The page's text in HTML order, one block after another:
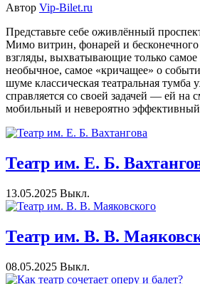
Автор Vip-Bilet.ru
Представьте себе оживлённый
Мимо витрин, фонарей и бесконечного
взгляды, выхватывающие только самое
необычное, самое «кричащее» о
шуме классическая театральная тумба
справляется со своей задачей — ей на
мобильный и невероятно
Театр им. Е. Б.
13.05.2025 Выкл.
Театр им. В. В.
08.05.2025 Выкл.